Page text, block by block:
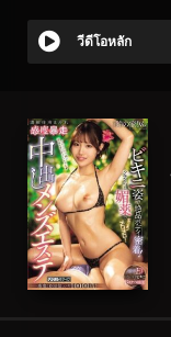
วีดีโอหลัก